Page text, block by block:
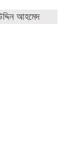
আহমেদ